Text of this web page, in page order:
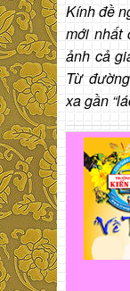
Kính đề
mới nhất
ảnh cả
Từ
xa gần